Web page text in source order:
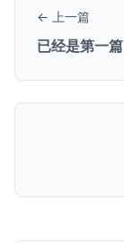
← 上一篇
已经是第一篇